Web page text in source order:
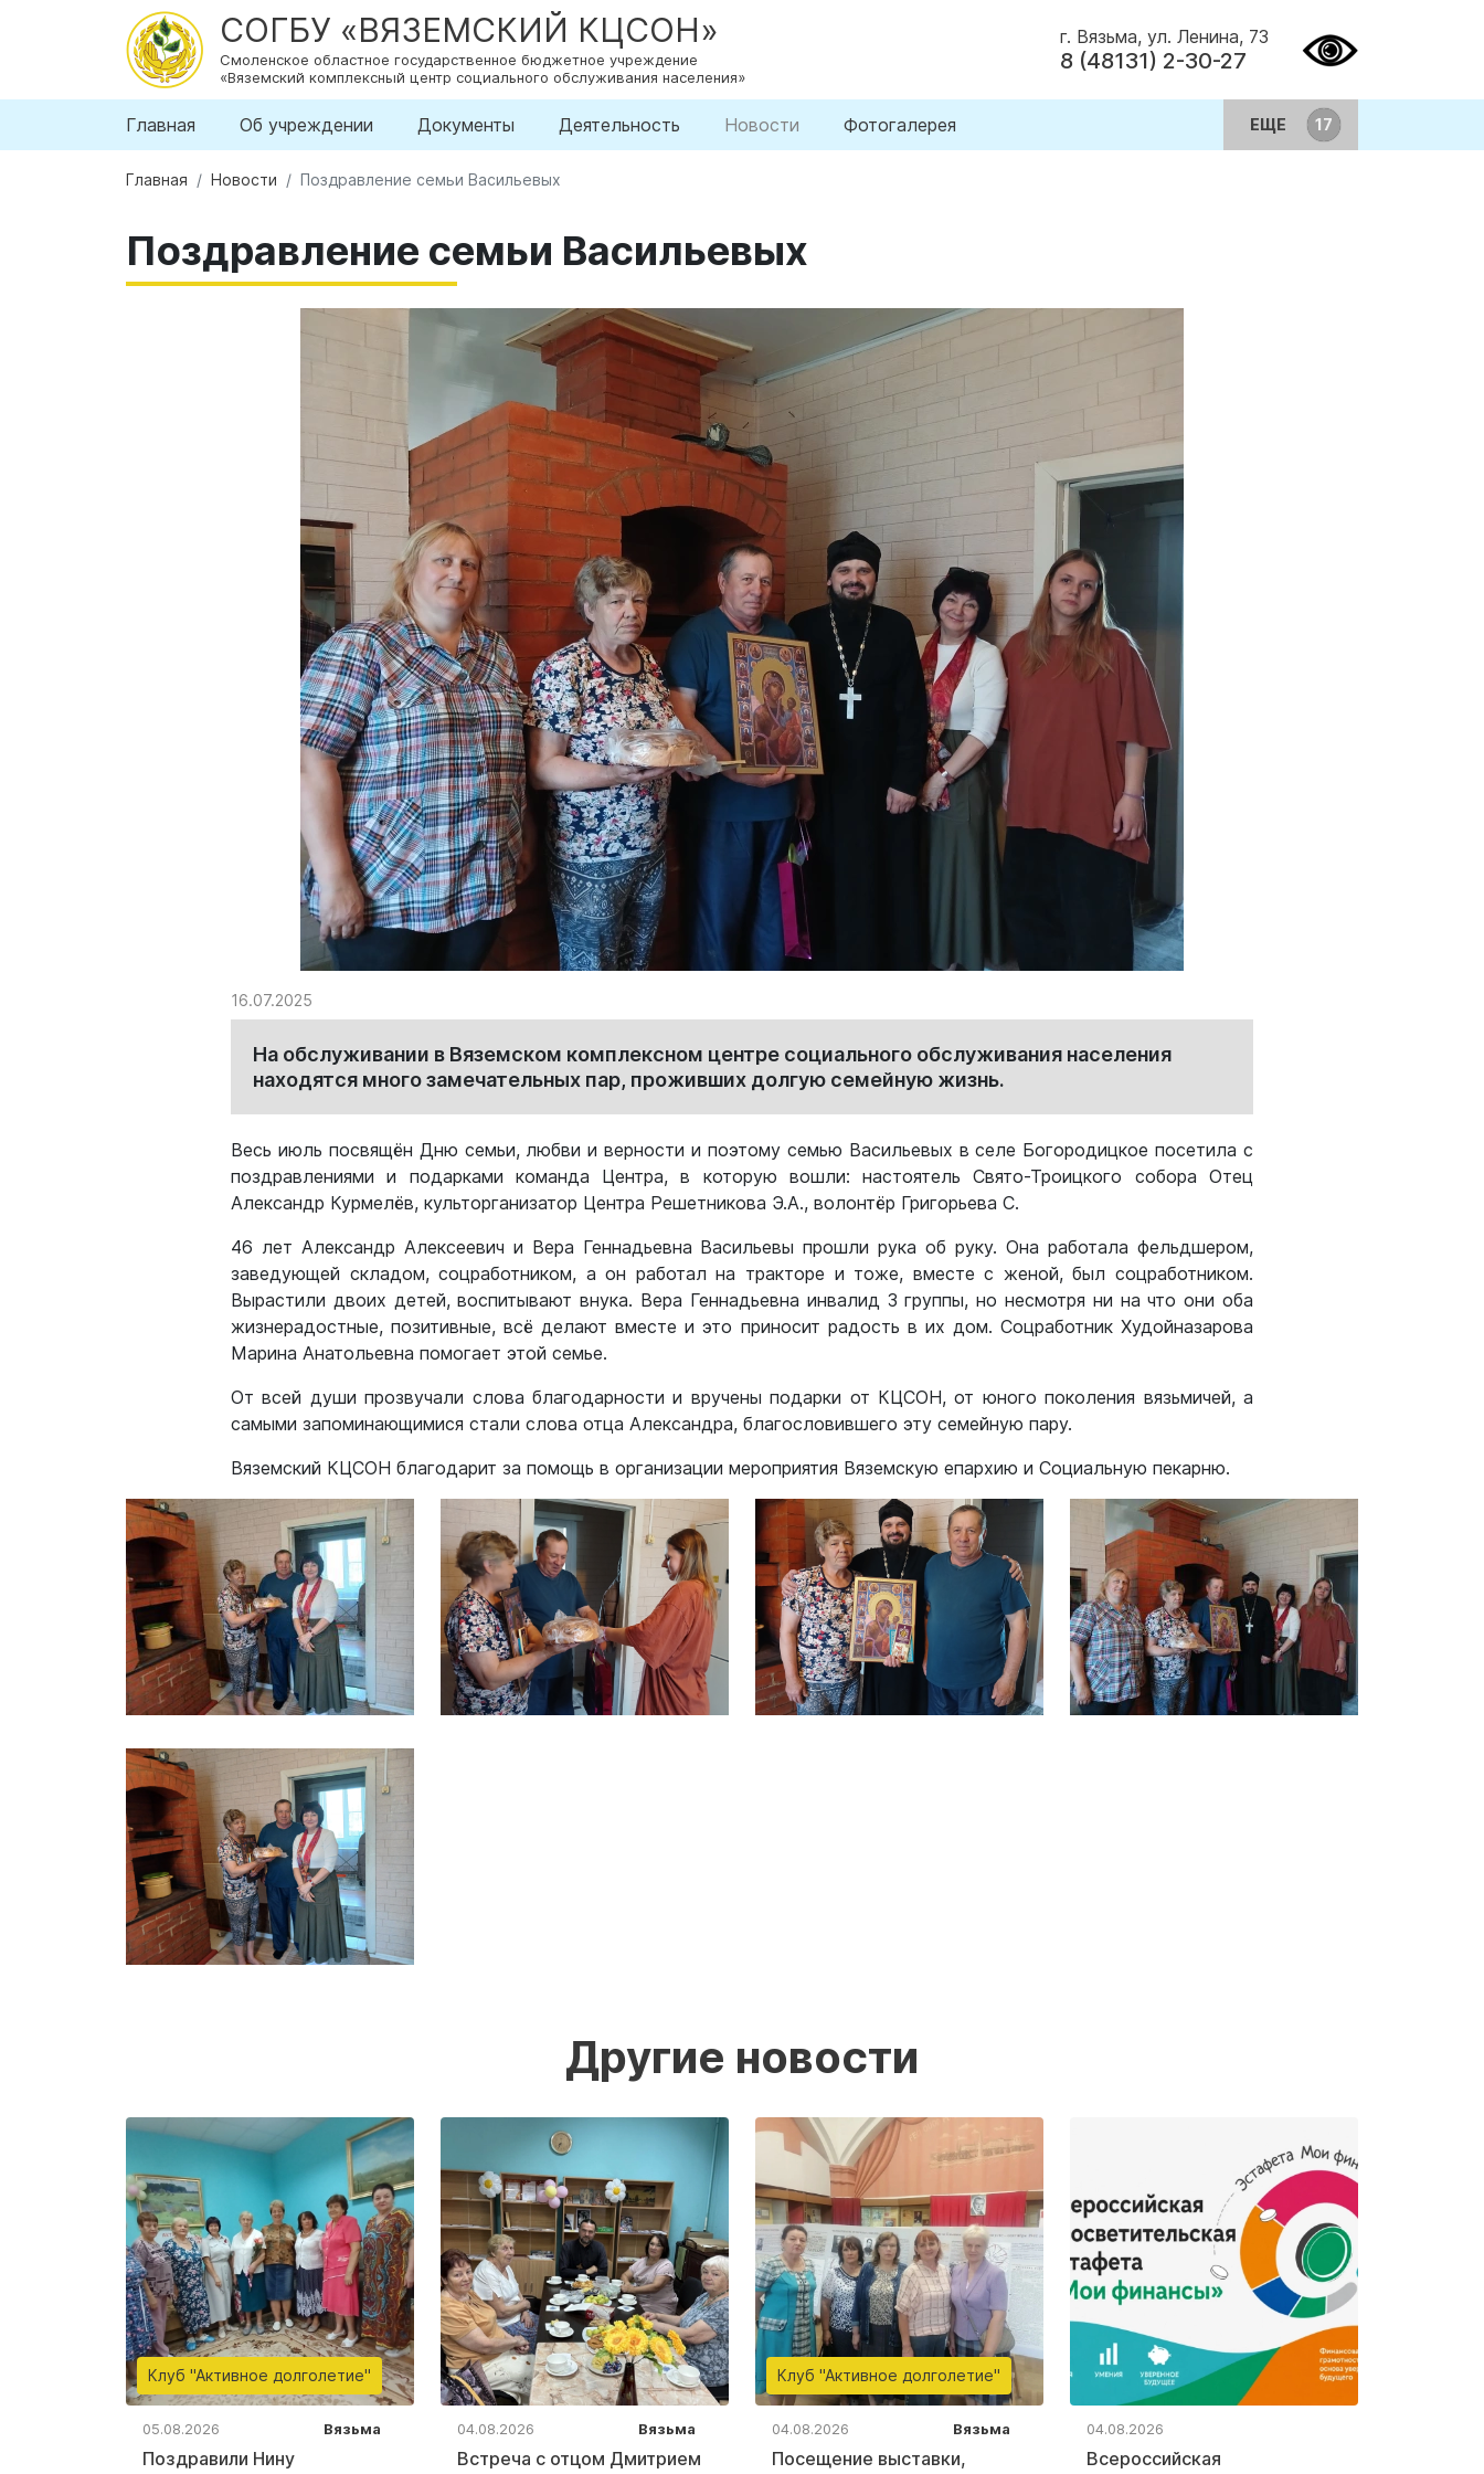
СОГБУ «ВЯЗЕМСКИЙ КЦСОН»
Смоленское областное государственное бюджетное учреждение
«Вяземский комплексный центр социального обслуживания населения»
г. Вязьма, ул. Ленина, 73
8 (48131) 2-30-27
Главная Об учреждении Документы Деятельность Новости Фотогалерея ЕЩЕ
Главная Новости Поздравление семьи Васильевых
Поздравление семьи Васильевых
16.07.2025
На обслуживании в Вяземском комплексном центре социального обслуживания населения
находятся много замечательных пар, проживших долгую семейную жизнь.
Весь июль посвящён Дню семьи, любви и верности и поэтому семью Васильевых в селе Богородицкое посетила с
поздравлениями и подарками команда Центра, в которую вошли: настоятель Свято-Троицкого собора Отец
Александр Курмелёв, культорганизатор Центра Решетникова Э.А., волонтёр Григорьева С.
46 лет Александр Алексеевич и Вера Геннадьевна Васильевы прошли рука об руку. Она работала фельдшером,
заведующей складом, соцработником, а он работал на тракторе и тоже, вместе с женой, был соцработником.
Вырастили двоих детей, воспитывают внука. Вера Геннадьевна инвалид 3 группы, но несмотря ни на что они оба
жизнерадостные, позитивные, всё делают вместе и это приносит радость в их дом. Соцработник Худойназарова
Марина Анатольевна помогает этой семье.
От всей души прозвучали слова благодарности и вручены подарки от КЦСОН, от юного поколения вязьмичей, а
самыми запоминающимися стали слова отца Александра, благословившего эту семейную пару.
Вяземский КЦСОН благодарит за помощь в организации мероприятия Вяземскую епархию и Социальную пекарню.
Другие новости
Клуб "Активное долголетие"
05.08.2026 Вязьма
Поздравили Нину
04.08.2026 Вязьма
Встреча с отцом Дмитрием
Клуб "Активное долголетие"
04.08.2026 Вязьма
Посещение выставки,
04.08.2026
Всероссийская